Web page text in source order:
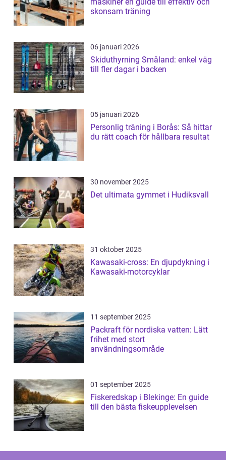
skonsam träning
06 januari 2026
Skiduthyrning Småland: enkel väg
till fler dagar i backen
05 januari 2026
Personlig träning i Borås: Så hittar
du rätt coach för hållbara resultat
30 november 2025
Det ultimata gymmet i Hudiksvall
31 oktober 2025
Kawasaki-cross: En djupdykning i
Kawasaki-motorcyklar
11 september 2025
Packraft för nordiska vatten: Lätt
frihet med stort
användningsområde
01 september 2025
Fiskeredskap i Blekinge: En guide
till den bästa fiskeupplevelsen